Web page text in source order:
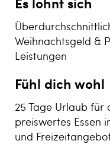
Weihnachtsgeld &
Leistungen
Fühl dich wohl
25 Tage Urlaub für
preiswertes Essen
und